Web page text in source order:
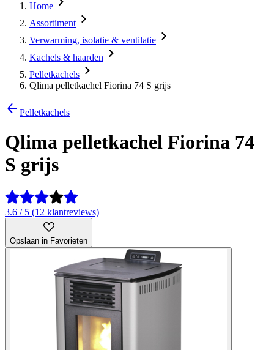
Home
Assortiment
Verwarming, isolatie & ventilatie
Kachels & haarden
Pelletkachels
Qlima pelletkachel Fiorina 74 S grijs
Pelletkachels
Qlima pelletkachel Fiorina 74
S grijs
3.6 / 5 (12 klantreviews)
Opslaan in Favorieten